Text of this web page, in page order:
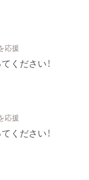
応援
ください！
応援
ください！